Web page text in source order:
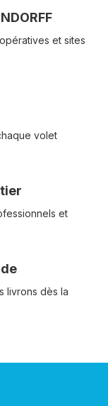
et sites
volet
et
livrons dès la